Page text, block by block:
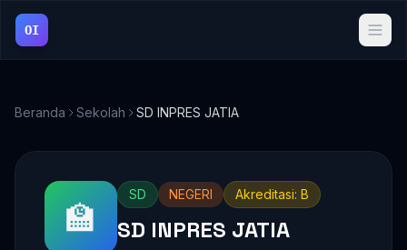
OI
Beranda Sekolah SD INPRES JATIA
🏫
SD NEGERI Akreditasi: B
SD INPRES JATIA